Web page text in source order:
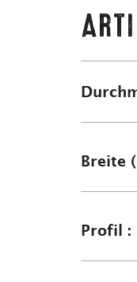
Breite
Profil :